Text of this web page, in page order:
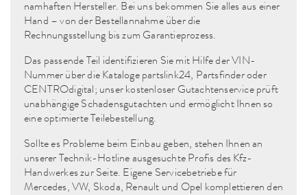
namhaften Hersteller. Bei uns bekommen Sie alles aus einer
Hand – von der Bestellannahme über die
Rechnungsstellung bis zum Garantieprozess.
Das passende Teil identifizieren Sie mit Hilfe der VIN-
Nummer über die Kataloge partslink24, Partsfinder oder
CENTROdigital; unser kostenloser Gutachtenservice prüft
unabhängige Schadensgutachten und ermöglicht Ihnen so
eine optimierte Teilebestellung.
Sollte es Probleme beim Einbau geben, stehen Ihnen an
unserer Technik-Hotline ausgesuchte Profis des Kfz-
Handwerkes zur Seite. Eigene Servicebetriebe für
Mercedes, VW, Skoda, Renault und Opel komplettieren den